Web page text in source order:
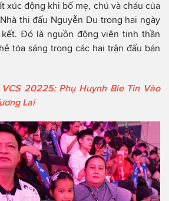
xúc động khi bố mẹ, chú và cháu của
thi đấu Nguyễn Du trong hai ngày
Đó là nguồn động viên tinh thần
tỏa sáng trong các hai trận đấu bán
20225: Phụ Huynh Bie Tin Vào
Lai